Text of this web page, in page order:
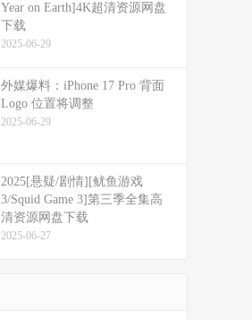
Year on Earth]4K超清资源网盘
下载
2025-06-29
外媒爆料：​​iPhone 17 Pro 背面
Logo 位置将调整​​
2025-06-29
2025[悬疑/剧情][鱿鱼游戏
3/Squid Game 3]第三季全集高
清资源网盘下载
2025-06-27